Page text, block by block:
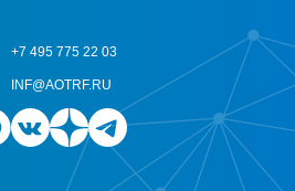
+7 495 775 22 03
INF@AOTRF.RU